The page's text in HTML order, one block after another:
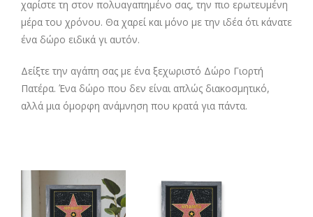
χαρίστε τη στον πολυαγαπημένο σας, την πιο ερωτευμένη
μέρα του χρόνου. Θα χαρεί και μόνο με την ιδέα ότι κάνατε
ένα δώρο ειδικά γι αυτόν.
Δείξτε την αγάπη σας με ένα ξεχωριστό Δώρο Γιορτή
Πατέρα. Ένα δώρο που δεν είναι απλώς διακοσμητικό,
αλλά μια όμορφη ανάμνηση που κρατά για πάντα.